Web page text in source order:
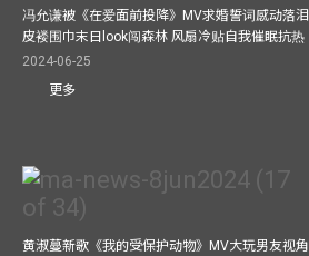
冯允谦被《在爱面前投降》MV求婚誓词感动落泪
皮褛围巾末日look闯森林 风扇冷贴自我催眠抗热
2024-06-25
更多
黄淑蔓新歌《我的受保护动物》MV大玩男友视角